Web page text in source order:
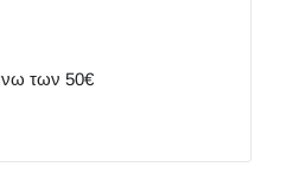
των 50€